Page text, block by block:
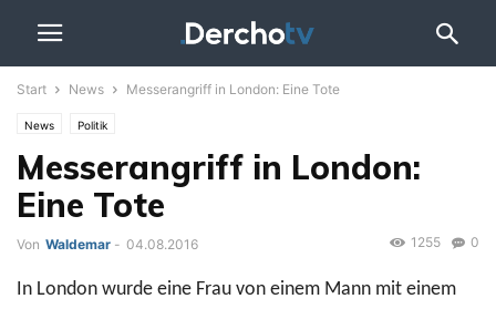
Start News Messerangriff in London: Eine Tote
News Politik
Messerangriff in London:
Eine Tote
Von Waldemar - 04.08.2016 0
1255
In London wurde eine Frau von einem Mann mit einem